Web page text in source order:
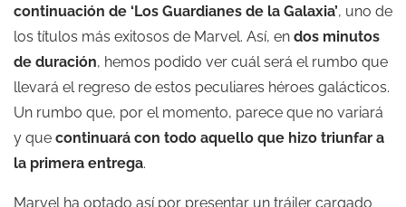
continuación de ‘Los Guardianes de la Galaxia’, uno de
los títulos más exitosos de Marvel. Así, en dos minutos
de duración, hemos podido ver cuál será el rumbo que
llevará el regreso de estos peculiares héroes galácticos.
Un rumbo que, por el momento, parece que no variará
y que continuará con todo aquello que hizo triunfar a
la primera entrega.
Marvel ha optado así por presentar un tráiler cargado